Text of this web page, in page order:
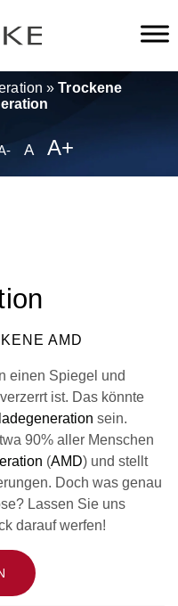
»Trockene
A A+
AMD
einen Spiegel und
ist. Das könnte
sein.
90% aller Menschen
(AMD) und stellt
Doch was genau
Lassen Sie uns
darauf werfen!